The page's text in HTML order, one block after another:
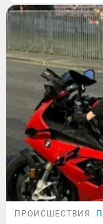
ПРОИСШЕСТВИЯ